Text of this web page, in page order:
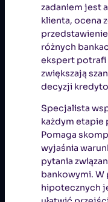
zadaniem jest
klienta, ocena
różnych
ekspert potrafi
zwiększają
decyzji
Specjalista
każdym
Pomaga
wyjaśnia
pytania
bankowymi.
hipotecznych